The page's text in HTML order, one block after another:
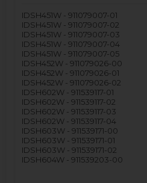
IDSH451W - 911079007-01
IDSH451W - 911079007-02
IDSH451W - 911079007-03
IDSH451W - 911079007-04
IDSH451W - 911079007-05
IDSH452W - 911079026-00
IDSH452W - 911079026-01
IDSH452W - 911079026-02
IDSH602W - 911539117-01
IDSH602W - 911539117-02
IDSH602W - 911539117-03
IDSH602W - 911539117-04
IDSH603W - 911539171-00
IDSH603W - 911539171-01
IDSH603W - 911539171-02
IDSH604W - 911539203-00